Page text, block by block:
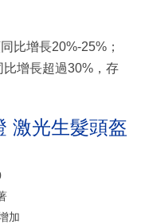
比增長20%-25%；
增長超過30%，存
激光生髮頭盔
加